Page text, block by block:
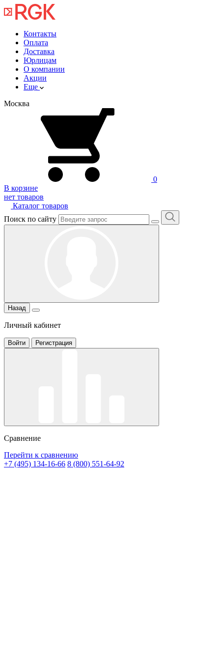
Контакты
Оплата
Доставка
Юрлицам
О компании
Акции
Еще
Москва
0
В корзине
нет товаров
Каталог товаров
Поиск по сайту
Назад
Личный кабинет
Войти Регистрация
Сравнение
Перейти к сравнению
+7 (495) 134-16-66 8 (800) 551-64-92